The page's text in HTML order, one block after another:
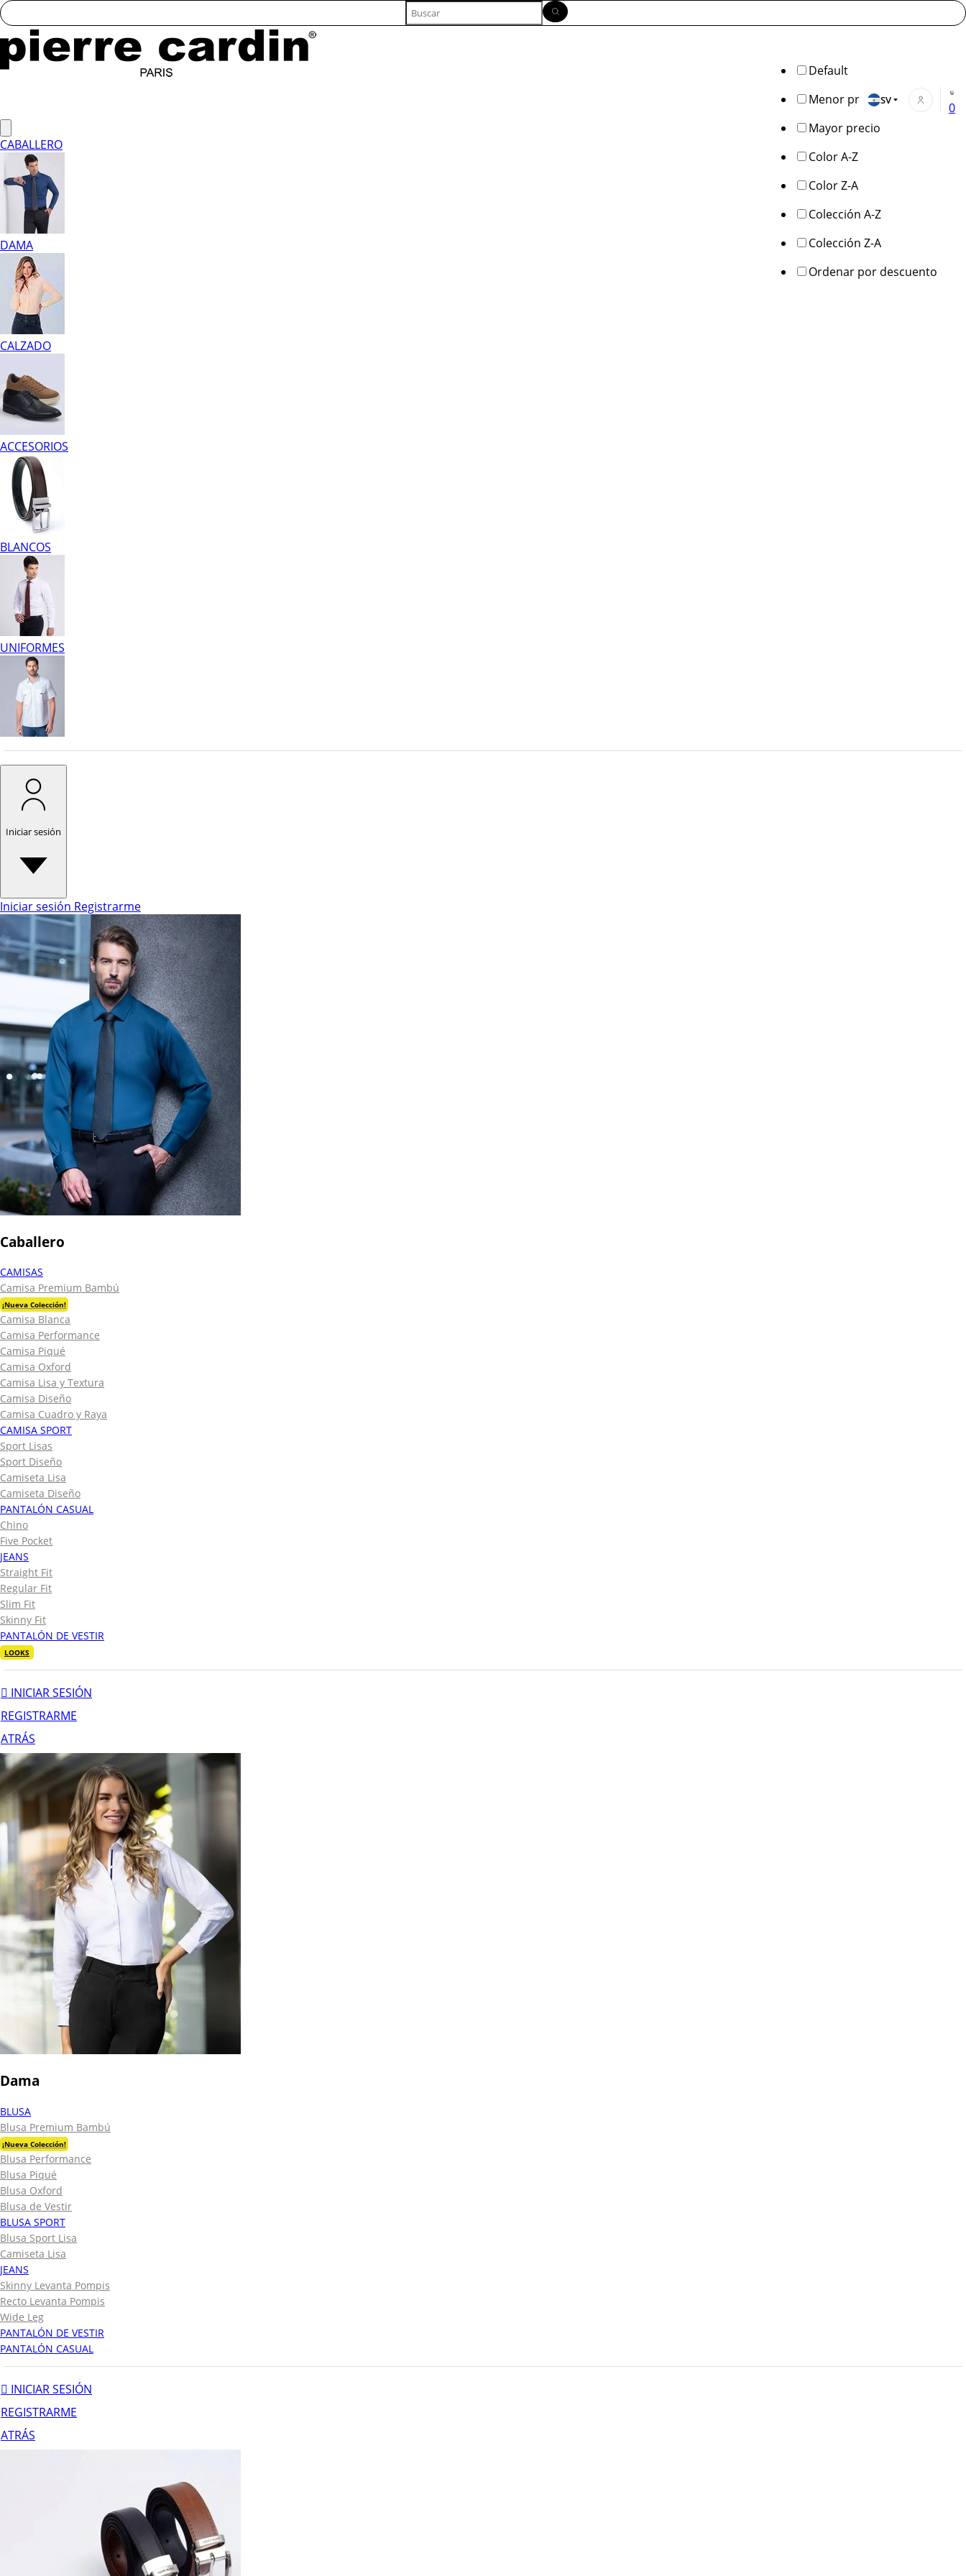
SV
0
CABALLERO
DAMA
CALZADO
ACCESORIOS
BLANCOS
UNIFORMES
Iniciar sesión
Iniciar sesión Registrarme
Caballero
CAMISAS
Camisa Premium Bambú
¡Nueva Colección!
Camisa Blanca
Camisa Performance
Camisa Piqué
Camisa Oxford
Camisa Lisa y Textura
Camisa Diseño
Camisa Cuadro y Raya
CAMISA SPORT
Sport Lisas
Sport Diseño
Camiseta Lisa
Camiseta Diseño
PANTALÓN CASUAL
Chino
Five Pocket
JEANS
Straight Fit
Regular Fit
Slim Fit
Skinny Fit
PANTALÓN DE VESTIR
LOOKS
INICIAR SESIÓN
REGISTRARME
ATRÁS
Dama
BLUSA
Blusa Premium Bambú
¡Nueva Colección!
Blusa Performance
Blusa Piqué
Blusa Oxford
Blusa de Vestir
BLUSA SPORT
Blusa Sport Lisa
Camiseta Lisa
JEANS
Skinny Levanta Pompis
Recto Levanta Pompis
Wide Leg
PANTALÓN DE VESTIR
PANTALÓN CASUAL
INICIAR SESIÓN
REGISTRARME
ATRÁS
Default
Menor precio
Mayor precio
Color A-Z
Color Z-A
Colección A-Z
Colección Z-A
Ordenar por descuento